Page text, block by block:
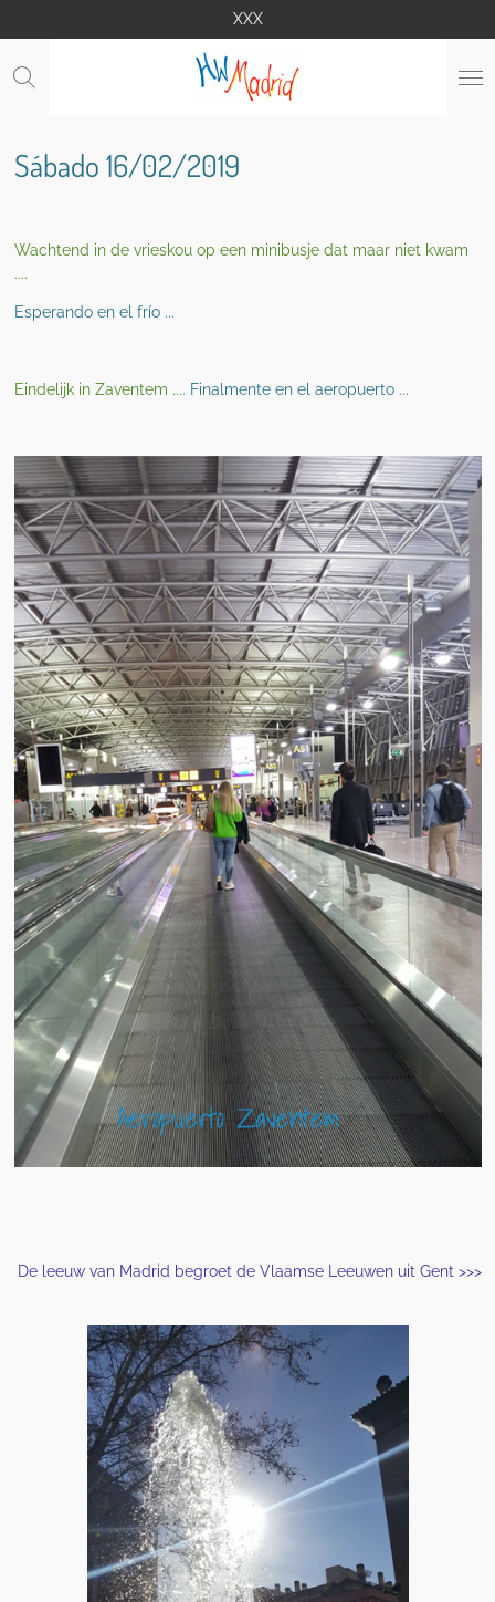
direct
naar
XXX
Sábado 16/02/2019
Wachtend in de vrieskou op een minibusje dat maar niet kwam
....
Esperando en el frío ...
Eindelijk in Zaventem .... Finalmente en el aeropuerto ...
De leeuw van Madrid begroet de Vlaamse Leeuwen uit Gent >>>